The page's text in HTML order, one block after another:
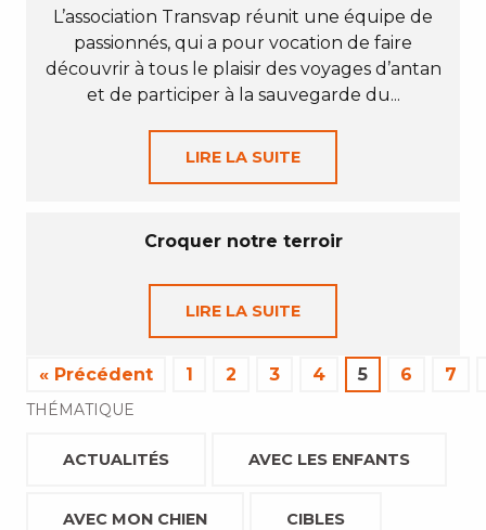
L’association Transvap réunit une équipe de
passionnés, qui a pour vocation de faire
découvrir à tous le plaisir des voyages d’antan
et de participer à la sauvegarde du...
LIRE LA SUITE
Croquer notre terroir
LIRE LA SUITE
« Précédent 1 2 3 4 5 6 7
THÉMATIQUE
ACTUALITÉS AVEC LES ENFANTS
AVEC MON CHIEN CIBLES